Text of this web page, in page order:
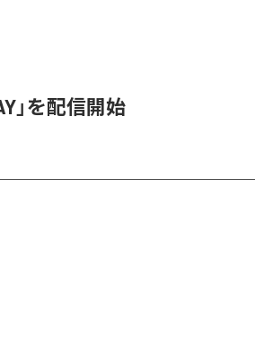
」を配信開始